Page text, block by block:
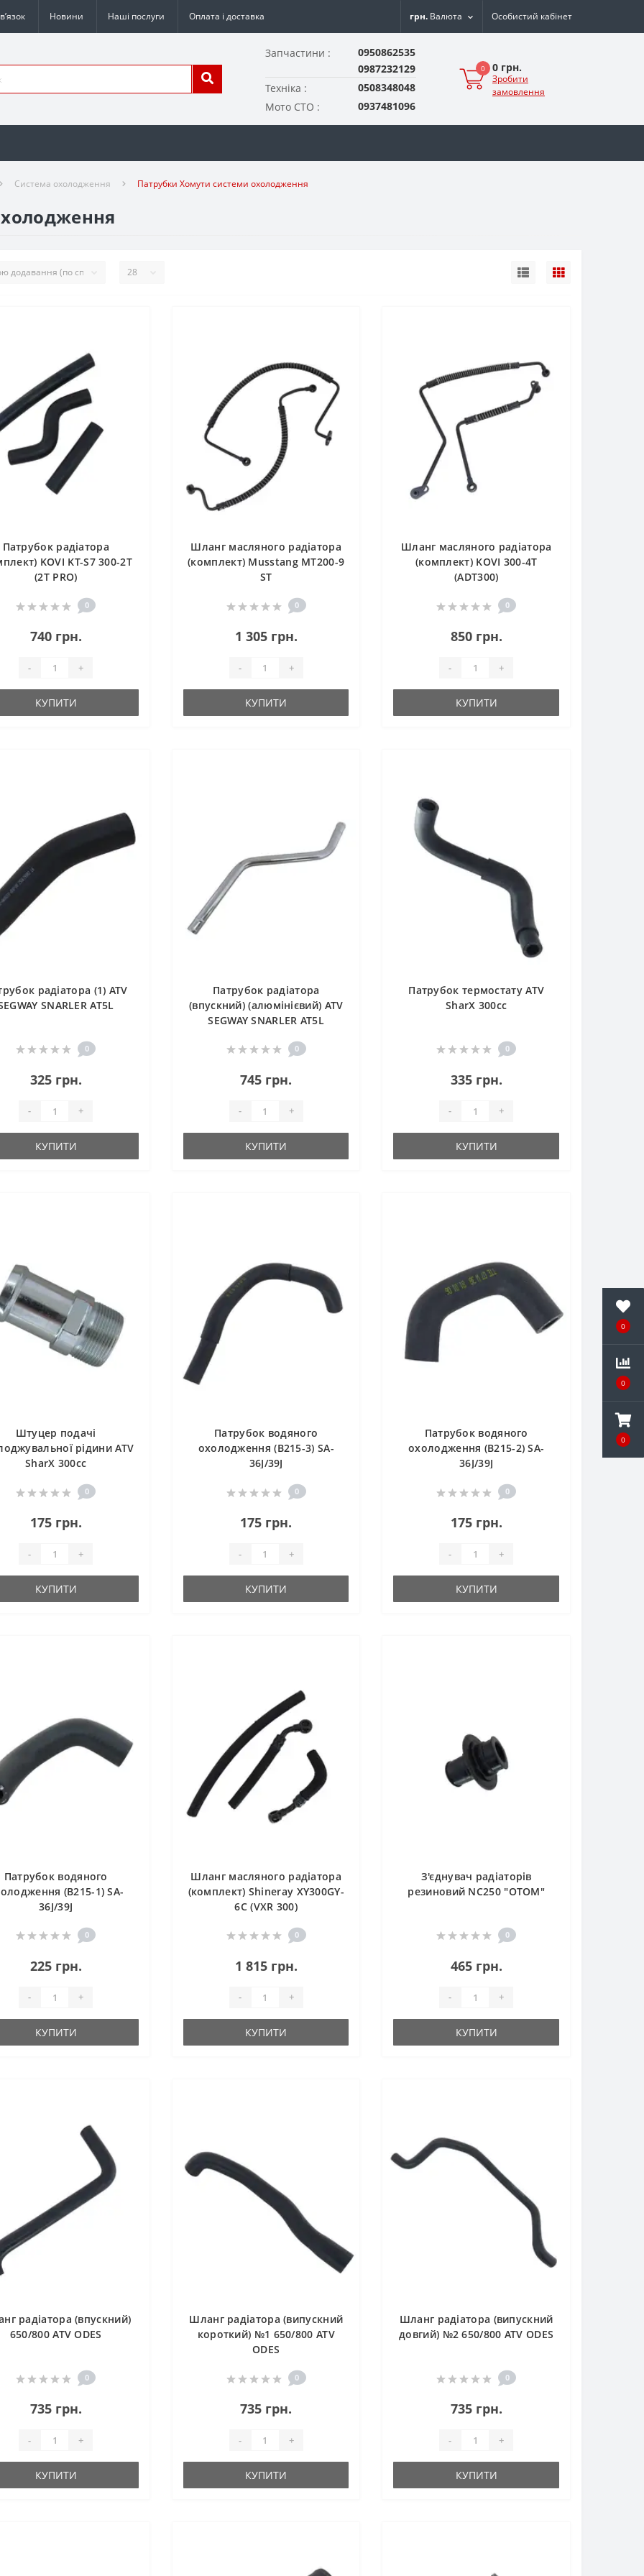
0
0
0
Новини Наші послуги Оплата і доставка грн. Валюта Особистий кабінет
Запчастини :
0950862535
0987232129
Техніка :
0508348048
Мото СТО :
0937481096
0 0 грн.
Зробити
замовлення
Система охолодження Патрубки Хомути системи охолодження
Патрубок радіатора
KOVI KT-S7 300-2T
(2Т PRO)
0
740 грн.
- +
КУПИТИ
Шланг масляного радіатора
(комплект) Musstang МТ200-9
ST
0
1 305 грн.
- +
КУПИТИ
Шланг масляного радіатора
(комплект) KOVI 300-4Т
(ADT300)
0
850 грн.
- +
КУПИТИ
радіатора (1) ATV
SNARLER AT5L
0
325 грн.
- +
КУПИТИ
Патрубок радіатора
(впускний) (алюмінієвий) ATV
SEGWAY SNARLER AT5L
0
745 грн.
- +
КУПИТИ
Патрубок термостату ATV
SharX 300сс
0
335 грн.
- +
КУПИТИ
Штуцер подачі
рідини ATV
SharX 300сс
0
175 грн.
- +
КУПИТИ
Патрубок водяного
охолодження (B215-3) SA-
36J/39J
0
175 грн.
- +
КУПИТИ
Патрубок водяного
охолодження (B215-2) SA-
36J/39J
0
175 грн.
- +
КУПИТИ
Патрубок водяного
(B215-1) SA-
36J/39J
0
225 грн.
- +
КУПИТИ
Шланг масляного радіатора
(комплект) Shineray XY300GY-
6C (VXR 300)
0
1 815 грн.
- +
КУПИТИ
З'єднувач радіаторів
резиновий NC250 "OTOM"
0
465 грн.
- +
КУПИТИ
радіатора (впускний)
650/800 ATV ODES
0
735 грн.
- +
КУПИТИ
Шланг радіатора (випускний
короткий) №1 650/800 ATV
ODES
0
735 грн.
- +
КУПИТИ
Шланг радіатора (випускний
довгий) №2 650/800 ATV ODES
0
735 грн.
- +
КУПИТИ